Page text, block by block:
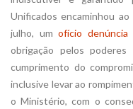
Unificados encaminhou
julho, umofício denúncia
obrigação pelos
cumprimento do
inclusive levar ao
o Ministério, com o